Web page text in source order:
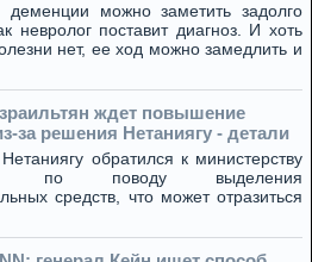
можно заметить задолго
невролог поставит диагноз. И хоть
нет, ее ход можно замедлить и
ждет повышение
за решения Нетаниягу - детали
обратился к министерству
по поводу выделения
средств, что может отразиться